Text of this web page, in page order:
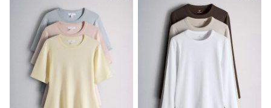
Sun Safe Swimwear
Sun Hats & Caps
New in
Summer Dresses
Occasion and Party Dresses
Floral Dresses
Sequin Dresses
Short Sleeve Dresses
Longsleeve Dresses